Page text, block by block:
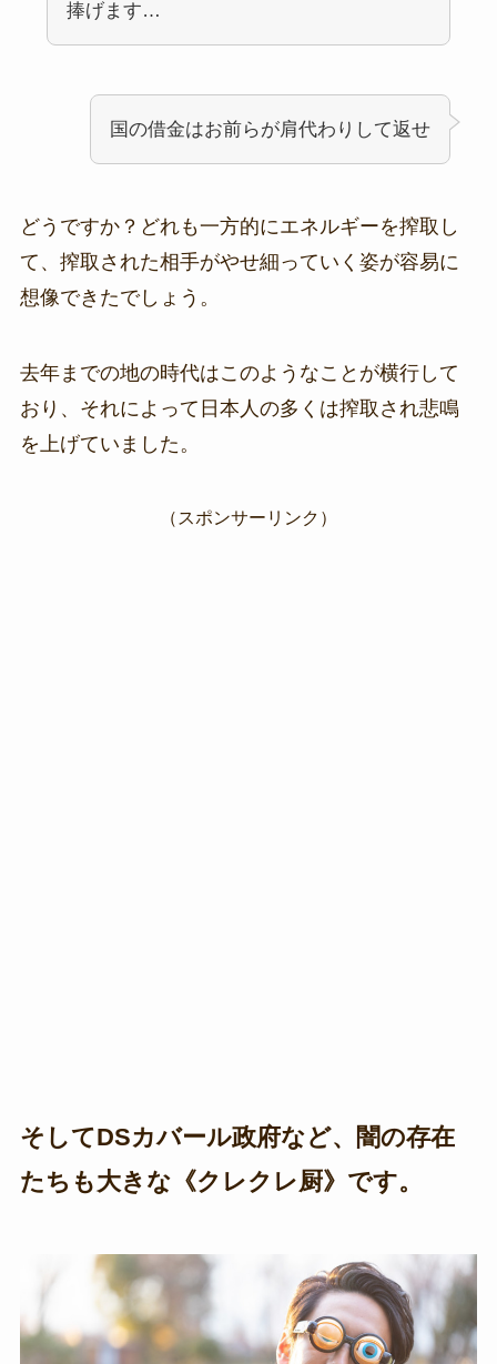
捧げます…
国の借金はお前らが肩代わりして返せ
どうですか？どれも一方的にエネルギーを搾取し
て、搾取された相手がやせ細っていく姿が容易に
想像できたでしょう。
去年までの地の時代はこのようなことが横行して
おり、それによって日本人の多くは搾取され悲鳴
を上げていました。
（スポンサーリンク）
そしてDSカバール政府など、闇の存在
たちも大きな《クレクレ厨》です。